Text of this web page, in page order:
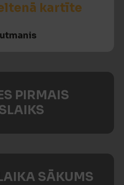
kartīte
PIRMAIS
SĀKUMS